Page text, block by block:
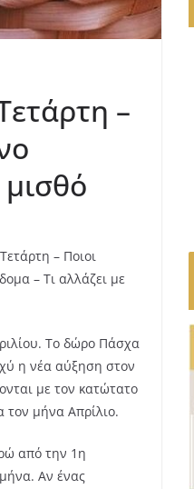
–
– Ποιοι
– Τι αλλάζει με
Το δώρο Πάσχα
η νέα αύξηση στον
με τον κατώτατο
μήνα Απρίλιο.
από την 1η
Αν ένας